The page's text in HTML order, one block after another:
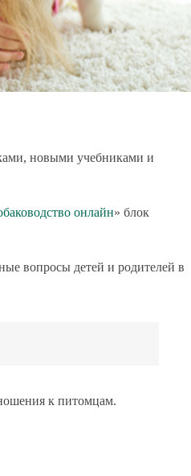
новыми учебниками и
онлайн» блок
вопросы детей и родителей в
к питомцам.